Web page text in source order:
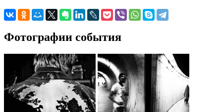
Фотографии события